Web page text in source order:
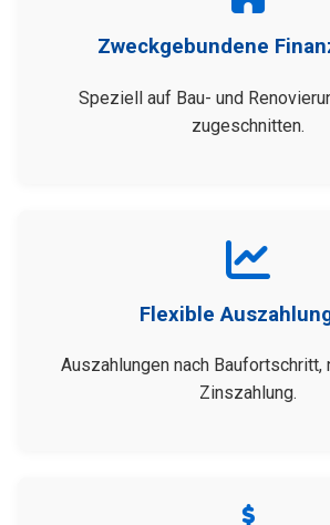
Zweckgebundene
Speziell auf Bau- und
zugeschnitten.
Flexible
Auszahlungen nach Baufortschritt,
Zinszahlung.